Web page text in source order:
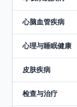
心脑血管疾病
心理与睡眠健康
皮肤疾病
检查与治疗